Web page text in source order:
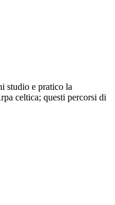
studio e pratico la
celtica; questi percorsi di